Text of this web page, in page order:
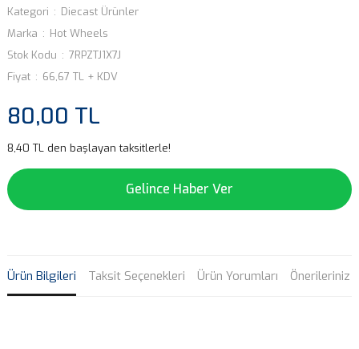
Kategori
Diecast Ürünler
Marka
Hot Wheels
Stok Kodu
7RPZTJ1X7J
Fiyat
66,67 TL + KDV
80,00 TL
8,40 TL den başlayan taksitlerle!
Gelince Haber Ver
Ürün Bilgileri Taksit Seçenekleri Ürün Yorumları Önerileriniz